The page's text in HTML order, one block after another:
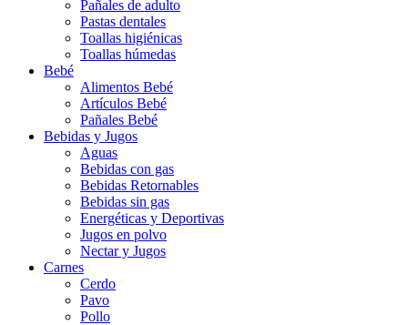
Pañales de adulto
Pastas dentales
Toallas higiénicas
Toallas húmedas
Bebé
Alimentos Bebé
Artículos Bebé
Pañales Bebé
Bebidas y Jugos
Aguas
Bebidas con gas
Bebidas Retornables
Bebidas sin gas
Energéticas y Deportivas
Jugos en polvo
Nectar y Jugos
Carnes
Cerdo
Pavo
Pollo